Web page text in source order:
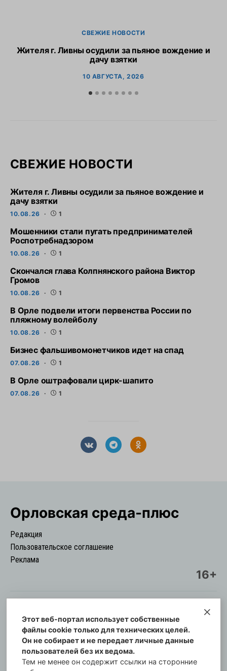
СВЕЖИЕ НОВОСТИ
Жителя г. Ливны осудили за пьяное вождение и
дачу взятки
10 АВГУСТА, 2026
СВЕЖИЕ НОВОСТИ
Жителя г. Ливны осудили за пьяное вождение и
дачу взятки
10.08.26 1
Мошенники стали пугать предпринимателей
Роспотребнадзором
10.08.26 1
Скончался глава Колпнянского района Виктор
Громов
10.08.26 1
В Орле подвели итоги первенства России по
пляжному волейболу
10.08.26 1
Бизнес фальшивомонетчиков идет на спад
07.08.26 1
В Орле оштрафовали цирк-шапито
07.08.26 1
Орловская cреда-плюс
Редакция
Пользовательское соглашение
Реклама
16+
© Информационный городской портал
Орловская cреда-плюс, 2021-2026
Свидетельство о регистрации СМИ: ПИ №57-
00254 от 29 октября 2013 г.
Этот веб-портал использует собственные
файлы cookie только для технических целей.
Он не собирает и не передает личные данные
пользователей без их ведома.
Тем не менее он содержит ссылки на сторонние